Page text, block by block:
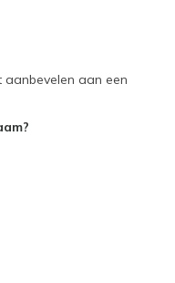
aanbevelen aan een